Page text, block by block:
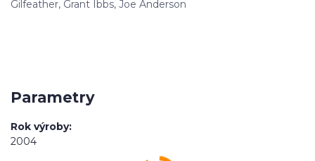
Gilfeather, Grant Ibbs, Joe Anderson
Parametry
Rok výroby
2004